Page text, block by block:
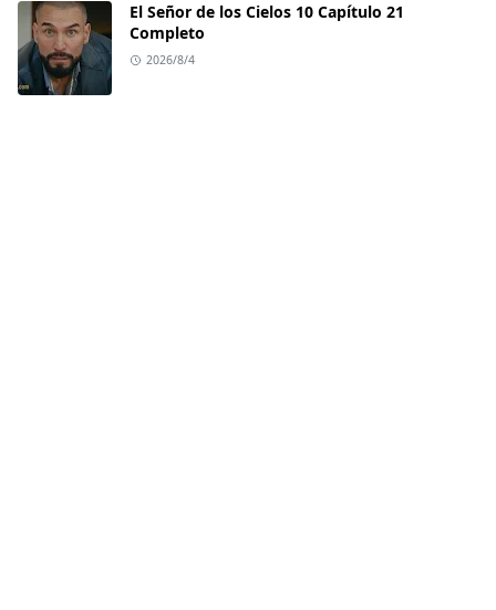
El Señor de los Cielos 10 Capítulo 21
Completo
2026/8/4